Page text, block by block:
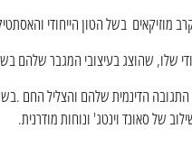
של סאונד וינטג' ונוחות מודרנית.